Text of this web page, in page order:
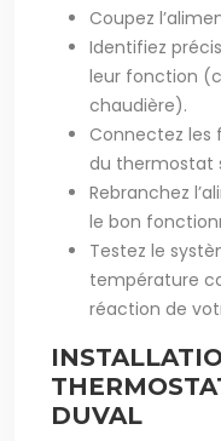
Coupez
Identifiez
leur fonction
chaudière).
Connectez les
du thermostat
Rebranchez
le bon
Testez le
température
réaction de
DUVAL